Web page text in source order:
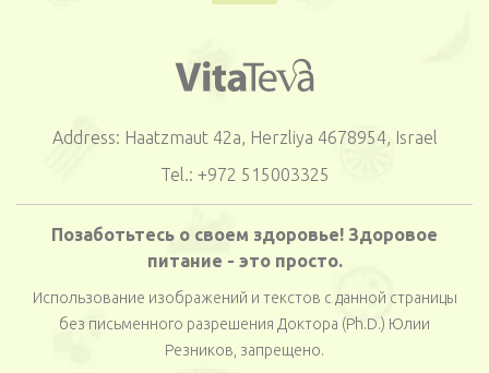
Address: Haatzmaut 42a, Herzliya 4678954, Israel
Tel.: +972 515003325
Позаботьтесь о своем здоровье! Здоровое
питание - это просто.
Использование изображений и текстов с данной страницы
без письменного разрешения Доктора (Ph.D.) Юлии
Резников, запрещено.